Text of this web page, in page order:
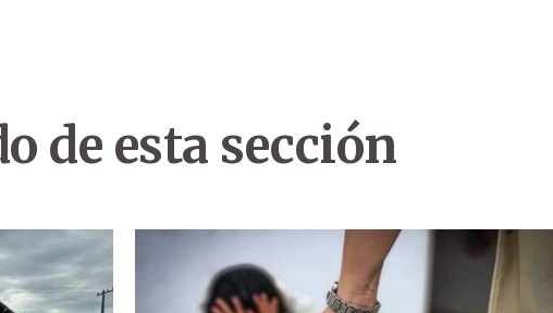
de esta sección